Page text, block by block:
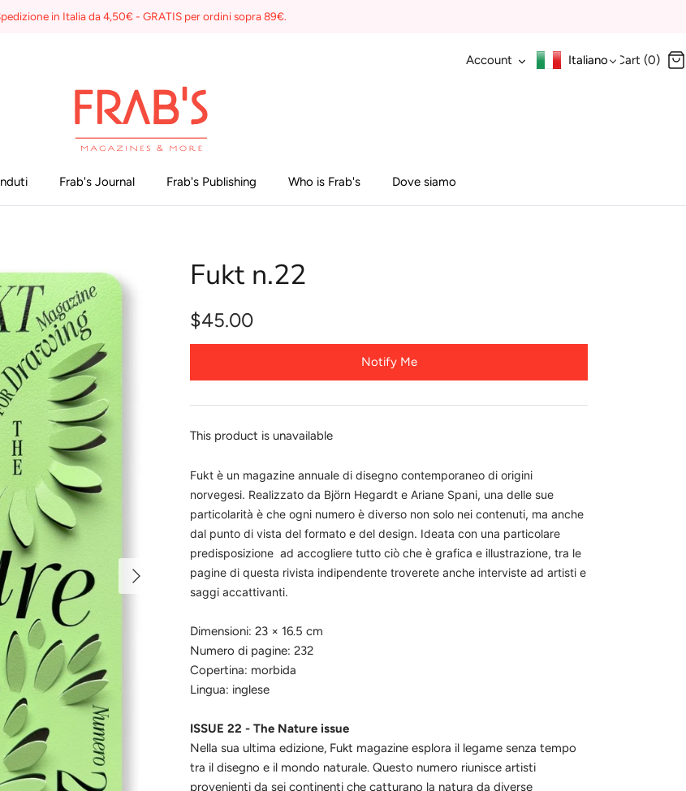
in Italia da 4,50€ - GRATIS per ordini sopra 89€.
Account Italiano Cart (0)
Frab's Journal Frab's Publishing Who is Frab's Dove siamo
Fukt n.22
$45.00
Notify Me
This product is unavailable
Fukt è un magazine annuale di disegno contemporaneo di origini
norvegesi. Realizzato da Björn Hegardt e Ariane Spani, una delle sue
particolarità è che ogni numero è diverso non solo nei contenuti, ma anche
dal punto di vista del formato e del design. Ideata con una particolare
predisposizione ad accogliere tutto ciò che è grafica e illustrazione, tra le
pagine di questa rivista indipendente troverete anche interviste ad artisti e
saggi accattivanti.
Dimensioni: 23 × 16.5 cm
Numero di pagine: 232
Copertina: morbida
Lingua: inglese
ISSUE 22 - The Nature issue
Nella sua ultima edizione, Fukt magazine esplora il legame senza tempo
tra il disegno e il mondo naturale. Questo numero riunisce artisti
provenienti da sei continenti che catturano la natura da diverse